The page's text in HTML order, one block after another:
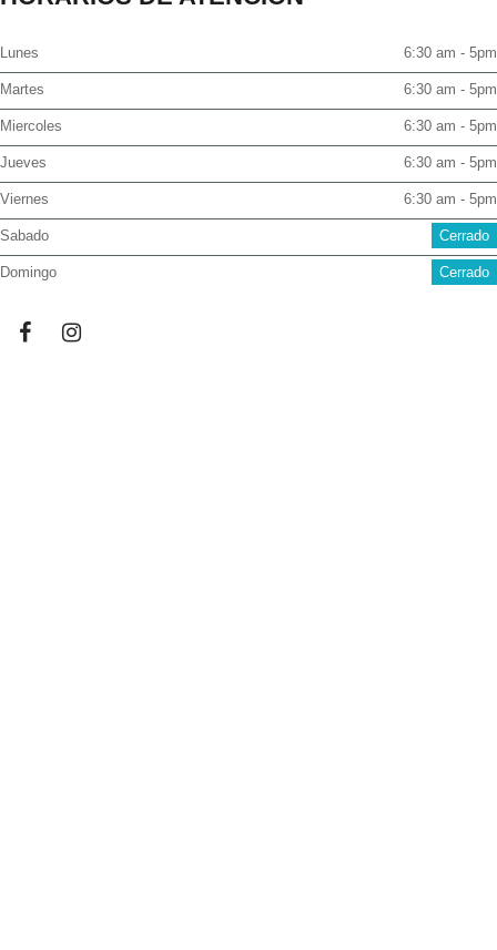
Lunes 6:30 am - 5pm
Martes 6:30 am - 5pm
Miercoles 6:30 am - 5pm
Jueves 6:30 am - 5pm
Viernes 6:30 am - 5pm
Sabado Cerrado
Domingo Cerrado